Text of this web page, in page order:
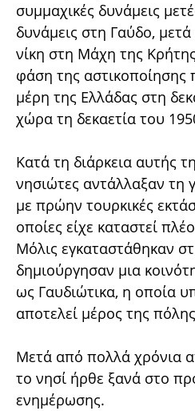
συμμαχικές δυνάμεις
δυνάμεις στη Γαύδο,
νίκη στη Μάχη της
φάση της αστικοποίησης
μέρη της Ελλάδας στη
χώρα τη δεκαετία του
Κατά τη διάρκεια αυτής
νησιώτες αντάλλαξαν τη
με πρώην τουρκικές
οποίες είχε καταστεί
Μόλις εγκαταστάθηκαν
δημιούργησαν μια
ως Γαυδιώτικα, η οποία
αποτελεί μέρος της
Μετά από πολλά χρόνια
το νησί ήρθε ξανά στο
ενημέρωσης.